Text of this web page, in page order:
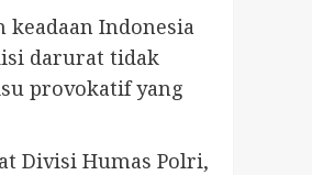
keadaan Indonesia
darurat tidak
provokatif yang
Divisi Humas Polri,